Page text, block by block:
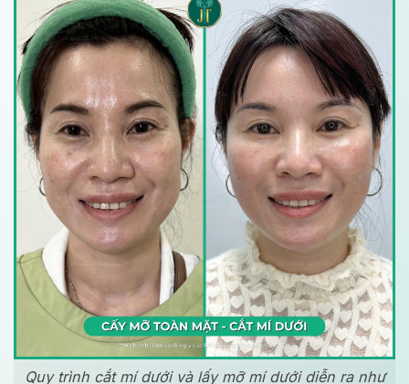
Quy trình cắt mí dưới và lấy mỡ mí dưới diễn ra như